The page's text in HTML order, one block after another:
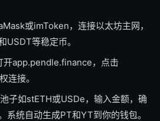
或imToken，连接以太坊主网，
USDT等稳定币。
开app.pendle.finance，点击
连接。
子如stETH或USDe，输入金额，确
系统自动生成PT和YT到你的钱包。